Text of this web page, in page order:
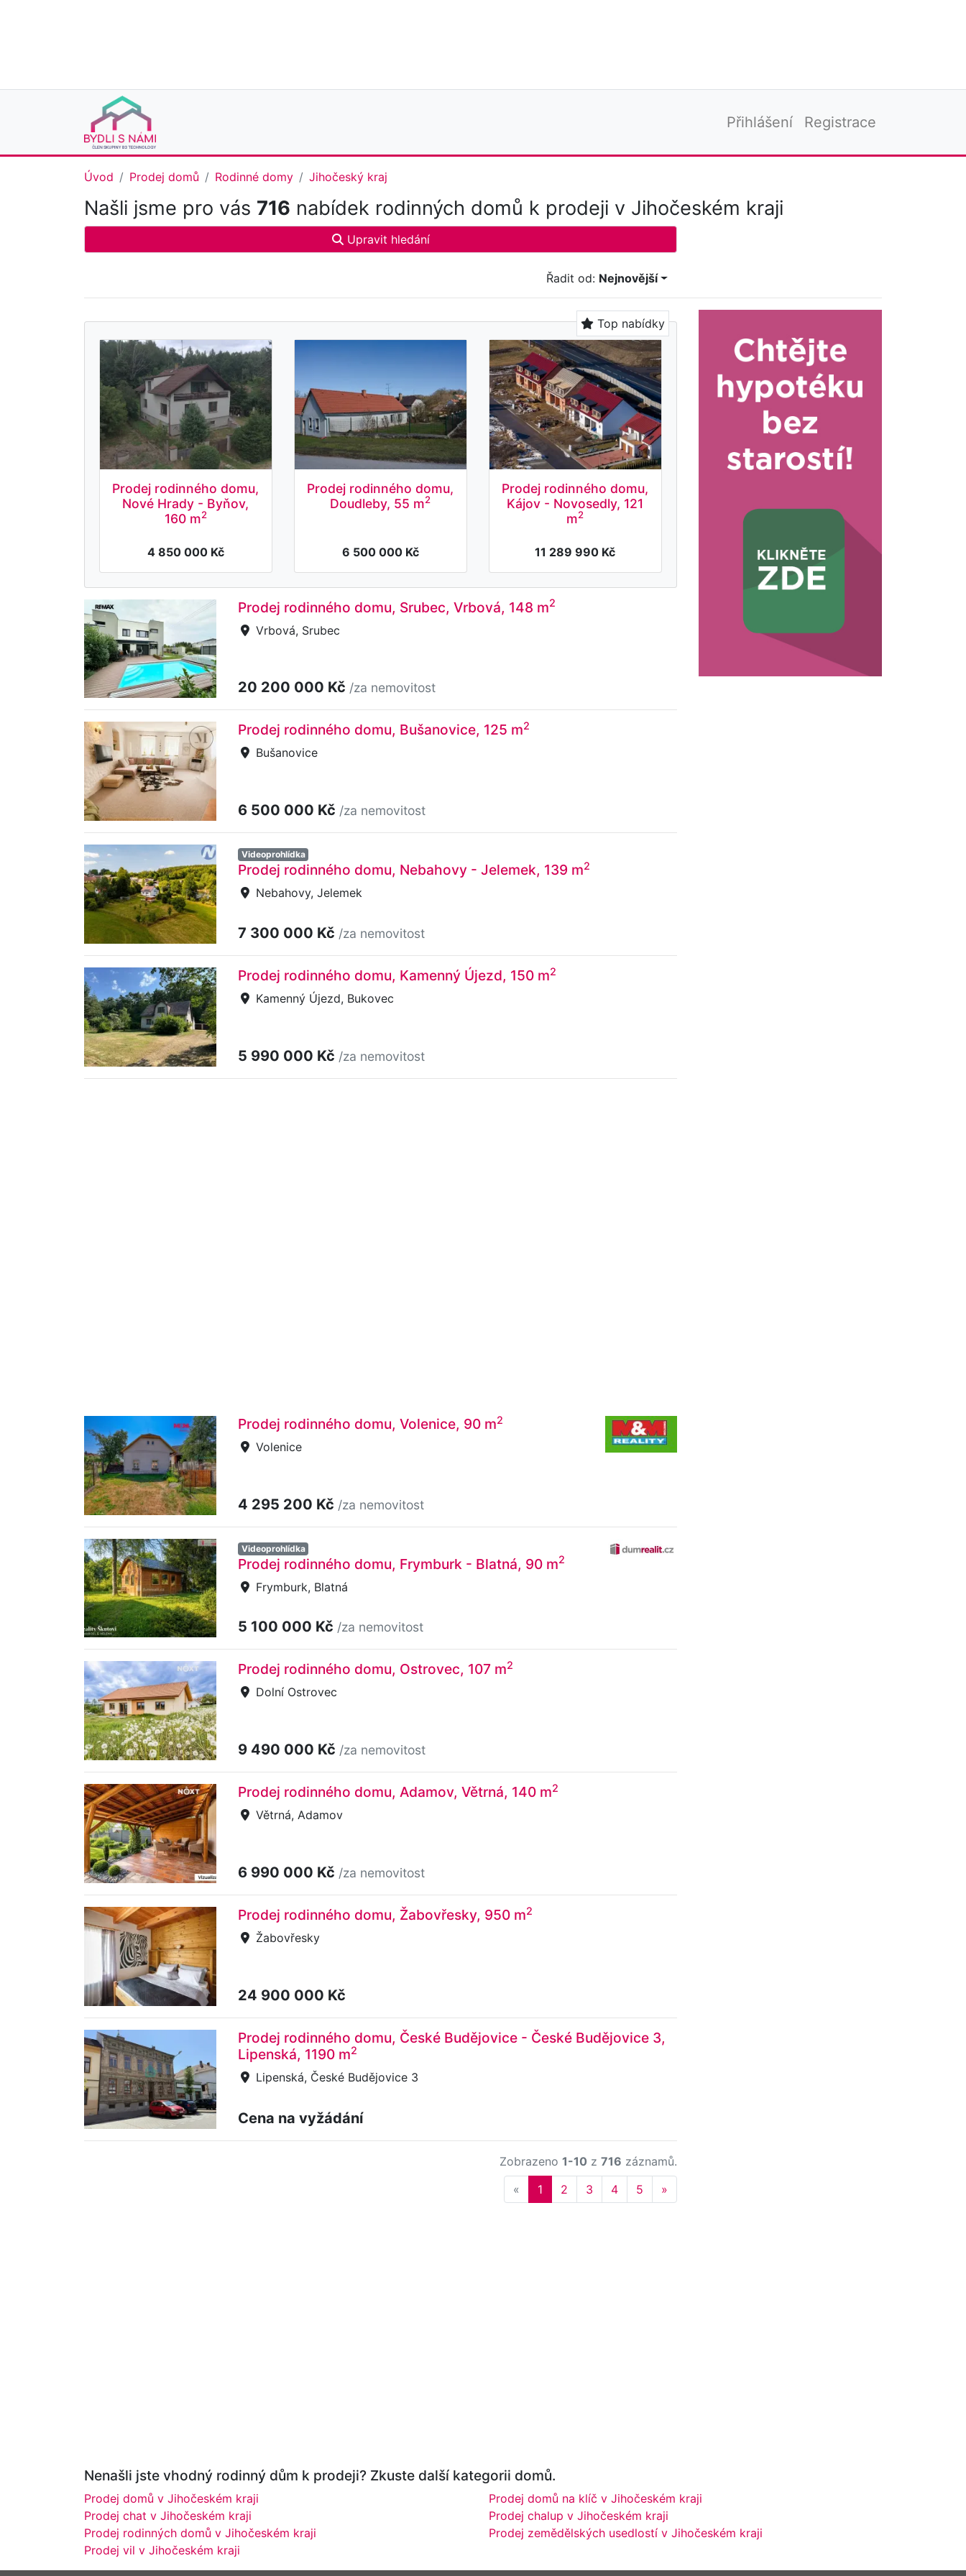
Přihlášení Registrace
Úvod Prodej domů Rodinné domy Jihočeský kraj
Našli jsme pro vás 716 nabídek rodinných domů k prodeji v Jihočeském kraji
Upravit hledání
Řadit od: Nejnovější
Top nabídky
Prodej rodinného domu,
Nové Hrady - Byňov,
160 m2
4 850 000 Kč
Prodej rodinného domu,
Doudleby, 55 m2
6 500 000 Kč
Prodej rodinného domu,
Kájov - Novosedly, 121
m2
11 289 990 Kč
Prodej rodinného domu, Srubec, Vrbová, 148 m2
Vrbová, Srubec
20 200 000 Kč /za nemovitost
Prodej rodinného domu, Bušanovice, 125 m2
Bušanovice
6 500 000 Kč /za nemovitost
Videoprohlídka
Prodej rodinného domu, Nebahovy - Jelemek, 139 m2
Nebahovy, Jelemek
7 300 000 Kč /za nemovitost
Prodej rodinného domu, Kamenný Újezd, 150 m2
Kamenný Újezd, Bukovec
5 990 000 Kč /za nemovitost
Prodej rodinného domu, Volenice, 90 m2
Volenice
4 295 200 Kč /za nemovitost
Videoprohlídka
Prodej rodinného domu, Frymburk - Blatná, 90 m2
Frymburk, Blatná
5 100 000 Kč /za nemovitost
Prodej rodinného domu, Ostrovec, 107 m2
Dolní Ostrovec
9 490 000 Kč /za nemovitost
Prodej rodinného domu, Adamov, Větrná, 140 m2
Větrná, Adamov
6 990 000 Kč /za nemovitost
Prodej rodinného domu, Žabovřesky, 950 m2
Žabovřesky
24 900 000 Kč
Prodej rodinného domu, České Budějovice - České Budějovice 3,
Lipenská, 1190 m2
Lipenská, České Budějovice 3
Cena na vyžádání
Zobrazeno 1-10 z 716 záznamů.
« Previous
1 2 3 4 5 »
Nenašli jste vhodný rodinný dům k prodeji? Zkuste další kategorii domů.
Prodej domů v Jihočeském kraji
Prodej chat v Jihočeském kraji
Prodej rodinných domů v Jihočeském kraji
Prodej vil v Jihočeském kraji
Prodej domů na klíč v Jihočeském kraji
Prodej chalup v Jihočeském kraji
Prodej zemědělských usedlostí v Jihočeském kraji